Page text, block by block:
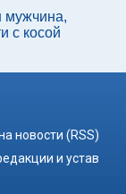
мужчина,
с косой
новости (RSS)
и устав